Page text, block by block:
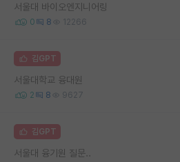
서울대 바이오엔지니어링
0 8 12266
김GPT
서울대학교 융대원
2 8 9627
김GPT
서울대 융기원 질문..